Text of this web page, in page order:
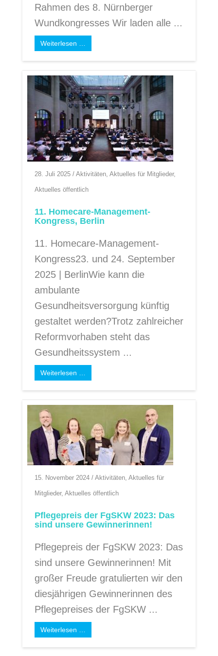
Rahmen des 8. Nürnberger
Wundkongresses Wir laden alle ...
Weiterlesen …
28. Juli 2025/ Aktivitäten, Aktuelles für Mitglieder,
Aktuelles öffentlich
11. Homecare-Management-
Kongress, Berlin
11. Homecare-Management-
Kongress23. und 24. September
2025 | BerlinWie kann die
ambulante
Gesundheitsversorgung künftig
gestaltet werden?Trotz zahlreicher
Reformvorhaben steht das
Gesundheitssystem ...
Weiterlesen …
15. November 2024/ Aktivitäten, Aktuelles für
Mitglieder, Aktuelles öffentlich
Pflegepreis der FgSKW 2023: Das
sind unsere Gewinnerinnen!
Pflegepreis der FgSKW 2023: Das
sind unsere Gewinnerinnen! Mit
großer Freude gratulierten wir den
diesjährigen Gewinnerinnen des
Pflegepreises der FgSKW ...
Weiterlesen …